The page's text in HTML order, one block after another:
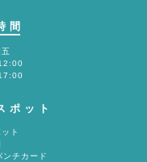
間
ポット
ト
ンチカード